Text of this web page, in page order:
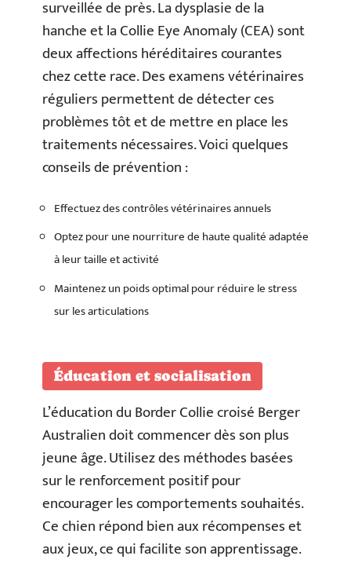
surveillée de près. La dysplasie de la
hanche et la Collie Eye Anomaly (CEA) sont
deux affections héréditaires courantes
chez cette race. Des examens vétérinaires
réguliers permettent de détecter ces
problèmes tôt et de mettre en place les
traitements nécessaires. Voici quelques
conseils de prévention :
Effectuez des contrôles vétérinaires annuels
Optez pour une nourriture de haute qualité adaptée
à leur taille et activité
Maintenez un poids optimal pour réduire le stress
sur les articulations
Éducation et socialisation
L’éducation du Border Collie croisé Berger
Australien doit commencer dès son plus
jeune âge. Utilisez des méthodes basées
sur le renforcement positif pour
encourager les comportements souhaités.
Ce chien répond bien aux récompenses et
aux jeux, ce qui facilite son apprentissage.